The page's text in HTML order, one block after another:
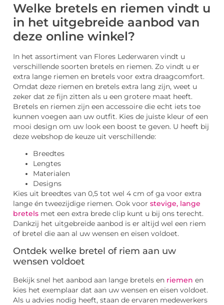
Welke bretels en riemen vindt u
in het uitgebreide aanbod van
deze online winkel?
In het assortiment van Flores Lederwaren vindt u
verschillende soorten bretels en riemen. Zo vindt u er
extra lange riemen en bretels voor extra draagcomfort.
Omdat deze riemen en bretels extra lang zijn, weet u
zeker dat ze fijn zitten als u een grotere maat heeft.
Bretels en riemen zijn een accessoire die echt iets toe
kunnen voegen aan uw outfit. Kies de juiste kleur of een
mooi design om uw look een boost te geven. U heeft bij
deze webshop de keuze uit verschillende:
Breedtes
Lengtes
Materialen
Designs
Kies uit breedtes van 0,5 tot wel 4 cm of ga voor extra
lange én tweezijdige riemen. Ook voor stevige, lange
bretels met een extra brede clip kunt u bij ons terecht.
Dankzij het uitgebreide aanbod is er altijd wel een riem
of bretel die aan al uw wensen en eisen voldoet.
Ontdek welke bretel of riem aan uw
wensen voldoet
Bekijk snel het aanbod aan lange bretels en riemen en
kies het exemplaar dat aan uw wensen en eisen voldoet.
Als u advies nodig heeft, staan de ervaren medewerkers